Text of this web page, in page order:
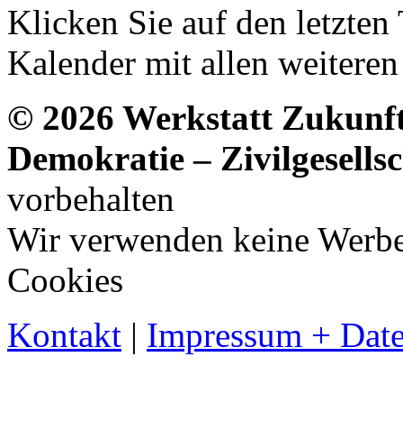
Klicken Sie auf den letzten
Kalender mit allen
© 2026 Werkstatt
Demokratie –
vorbehalten
Wir verwenden keine
Cookies
Kontakt | Impressum +